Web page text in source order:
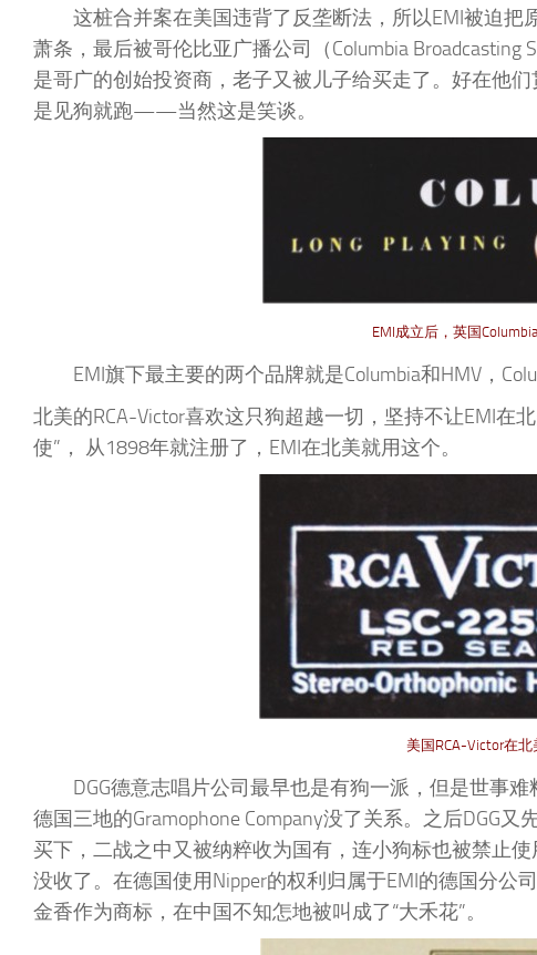
这桩合并案在美国违背了反垄断法，所以EMI被迫
萧条，最后被哥伦比亚广播公司（Columbia
是哥广的创始投资商，老子又被儿子给买走了。好在他
是见狗就跑——当然这是笑谈。
EMI成立后，英国
EMI旗下最主要的两个品牌就是Columbia和HMV，
北美的RCA-Victor喜欢这只狗超越一切，坚持不让EMI在
使”， 从1898年就注册了，EMI在北美就用这个。
美国RCA-Victor在北
DGG德意志唱片公司最早也是有狗一派，但是世事
德国三地的Gramophone Company没了关系。之后DGG
买下，二战之中又被纳粹收为国有，连小狗标也被禁止
没收了。在德国使用Nipper的权利归属于EMI的德国分公
金香作为商标，在中国不知怎地被叫成了“大禾花”。